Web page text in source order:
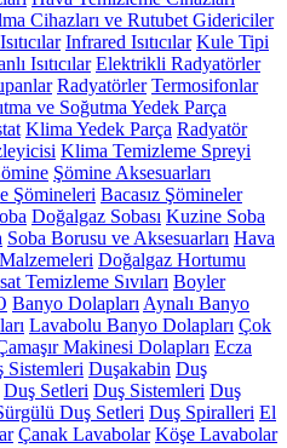
Cihazları ve Rutubet Gidericiler
Infrared Isıtıcılar Kule Tipi
Isıtıcılar Elektrikli Radyatörler
Radyatörler Termosifonlar
ve Soğutma Yedek Parça
Klima Yedek Parça Radyatör
Klima Temizleme Spreyi
Şömine Aksesuarları
Şömineleri Bacasız Şömineler
Doğalgaz Sobası Kuzine Soba
Soba Borusu ve Aksesuarları Hava
Doğalgaz Hortumu
Temizleme Sıvıları Boyler
Banyo Dolapları Aynalı Banyo
Lavabolu Banyo Dolapları Çok
Makinesi Dolapları Ecza
Sistemleri Duşakabin Duş
Duş Setleri Duş Sistemleri Duş
Duş Setleri Duş Spiralleri El
Çanak Lavabolar Köşe Lavabolar